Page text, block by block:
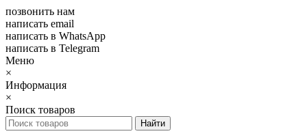
позвонить нам
написать email
написать в WhatsApp
написать в Telegram
Меню
×
Информация
×
Поиск товаров